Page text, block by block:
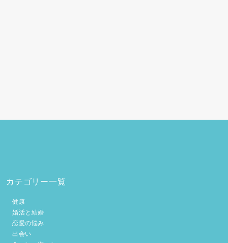
カテゴリー一覧
健康
婚活と結婚
恋愛の悩み
出会い